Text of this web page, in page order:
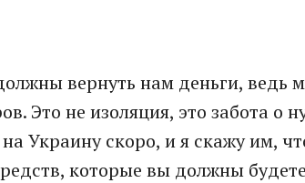
вернуть нам деньги, ведь
Это не изоляция, это забота о
Украину скоро, и я скажу им,
которые вы должны будете